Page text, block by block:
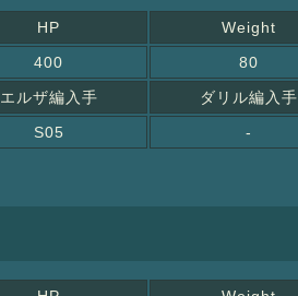
HP Weight
400 80
エルザ編入手 ダリル編入手
S05 -